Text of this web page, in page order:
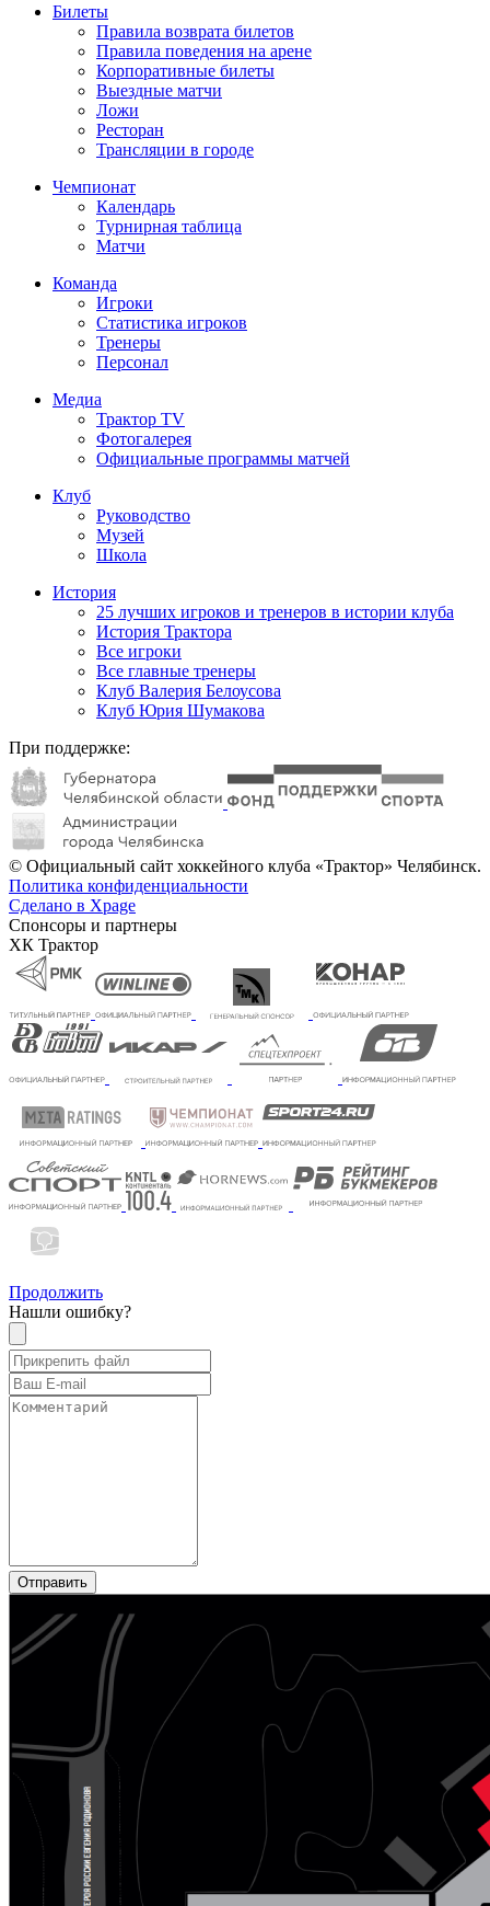
Билеты
Правила возврата билетов
Правила поведения на арене
Корпоративные билеты
Выездные матчи
Ложи
Ресторан
Трансляции в городе
Чемпионат
Календарь
Турнирная таблица
Матчи
Команда
Игроки
Статистика игроков
Тренеры
Персонал
Медиа
Трактор TV
Фотогалерея
Официальные программы матчей
Клуб
Руководство
Музей
Школа
История
25 лучших игроков и тренеров в истории клуба
История Трактора
Все игроки
Все главные тренеры
Клуб Валерия Белоусова
Клуб Юрия Шумакова
При поддержке:
© Официальный сайт хоккейного клуба «Трактор» Челябинск.
Политика конфиденциальности
Сделано в Xpage
Спонсоры и партнеры
ХК Трактор
Продолжить
Нашли ошибку?